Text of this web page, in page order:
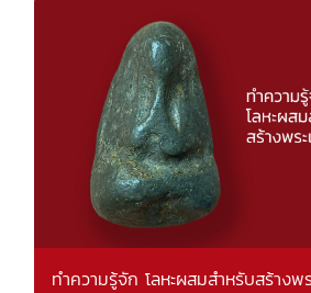
ทำความรู้จัก โลหะผสมสำหรับสร้างพ